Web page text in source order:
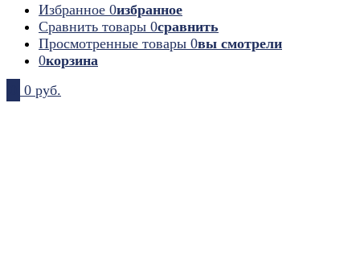
Избранное 0избранное
Сравнить товары 0сравнить
Просмотренные товары 0вы смотрели
0корзина
0 руб.